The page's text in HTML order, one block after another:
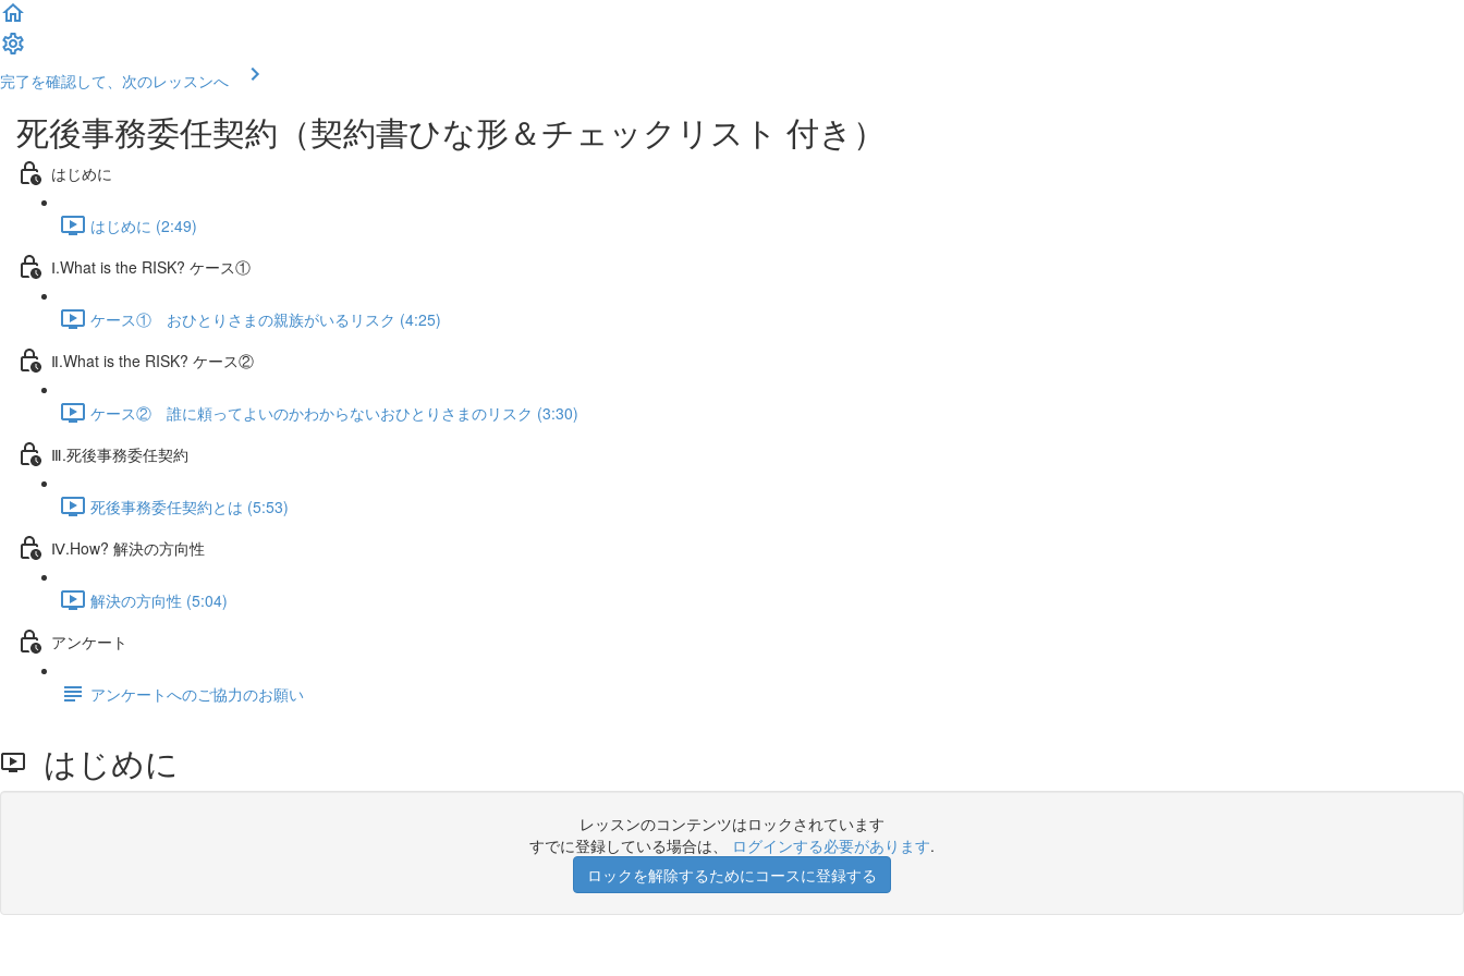
完了を確認して、次のレッスンへ
死後事務委任契約（契約書ひな形＆チェックリスト 付き）
はじめに
はじめに (2:49)
Ⅰ.What is the RISK? ケース①
ケース① おひとりさまの親族がいるリスク (4:25)
Ⅱ.What is the RISK? ケース②
ケース② 誰に頼ってよいのかわからないおひとりさまのリスク (3:30)
Ⅲ.死後事務委任契約
死後事務委任契約とは (5:53)
Ⅳ.How? 解決の方向性
解決の方向性 (5:04)
アンケート
アンケートへのご協力のお願い
はじめに
レッスンのコンテンツはロックされています
すでに登録している場合は、 ログインする必要があります.
ロックを解除するためにコースに登録する